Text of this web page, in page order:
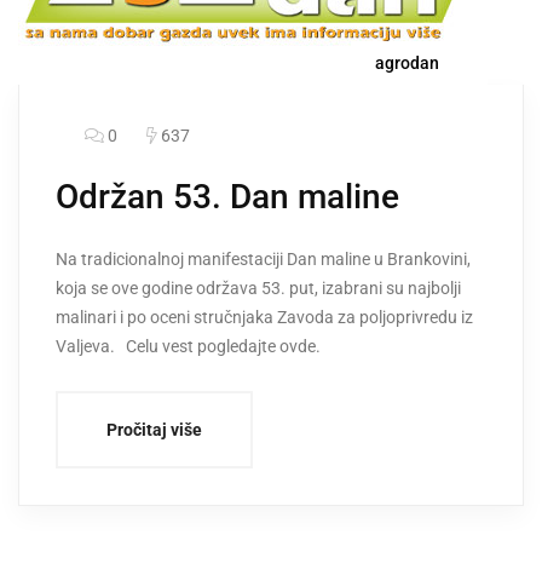
agrodan
0 637
Održan 53. Dan maline
Na tradicionalnoj manifestaciji Dan maline u Brankovini,
koja se ove godine održava 53. put, izabrani su najbolji
malinari i po oceni stručnjaka Zavoda za poljoprivredu iz
Valjeva. Celu vest pogledajte ovde.
Pročitaj više